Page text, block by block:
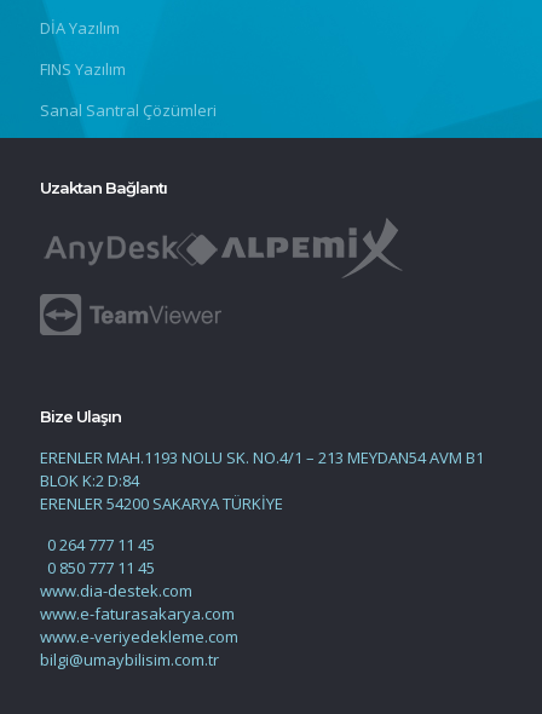
DİA Yazılım
FINS Yazılım
Sanal Santral Çözümleri
Uzaktan Bağlantı
Bize Ulaşın
ERENLER MAH.1193 NOLU SK. NO.4/1 – 213 MEYDAN54 AVM B1
BLOK K:2 D:84
ERENLER 54200 SAKARYA TÜRKİYE
0 264 777 11 45
0 850 777 11 45
www.dia-destek.com
www.e-faturasakarya.com
www.e-veriyedekleme.com
bilgi@umaybilisim.com.tr